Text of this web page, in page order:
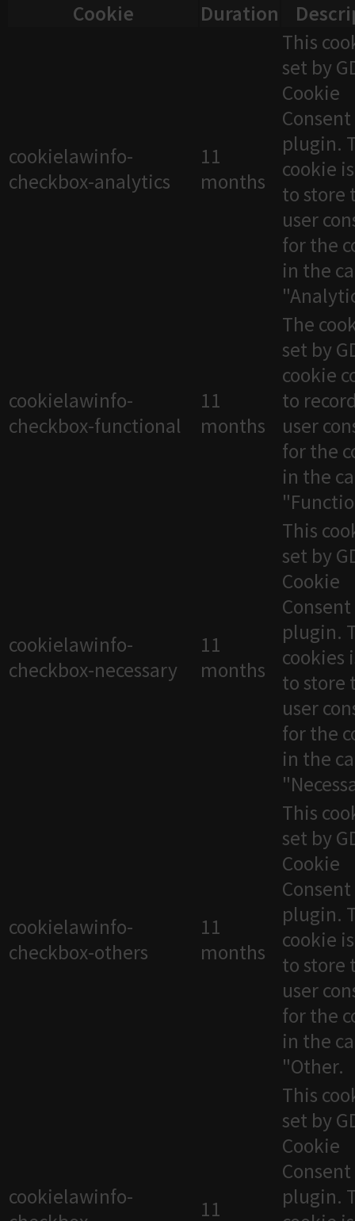
Cookie
Duration
cookielawinfo-
checkbox-analytics
11
months
This
set by
Cookie
Consent
plugin.
cookie
to store
user
for the
in the
cookielawinfo-
checkbox-functional
11
months
The
set by
cookie
to
user
for the
in the
cookielawinfo-
checkbox-necessary
11
months
This
set by
Cookie
Consent
plugin.
cookies
to store
user
for the
in the
cookielawinfo-
checkbox-others
11
months
This
set by
Cookie
Consent
plugin.
cookie
to store
user
for the
in the
"Other.
cookielawinfo-
11
This
set by
Cookie
Consent
plugin.